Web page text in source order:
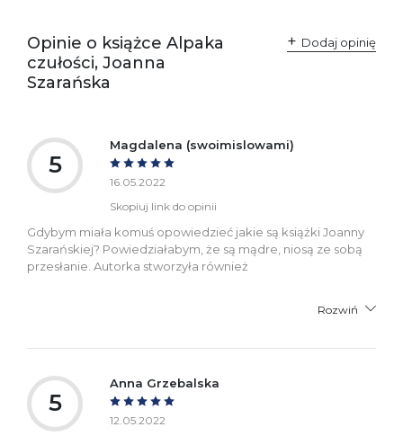
Ostrzeżenia oraz
informacje dotyczące
bezpieczeństwa:
Załącznik PDF
Opinie o książce Alpaka
czułości, Joanna
Szarańska
Dodaj opinię
5
Magdalena (swoimislowami)
16.05.2022
Skopiuj link do opinii
Gdybym miała komuś opowiedzieć jakie są książki Joanny
Szarańskiej? Powiedziałabym, że są mądre, niosą ze sobą
przesłanie. Autorka stworzyła również
Rozwiń
5
Anna Grzebalska
12.05.2022